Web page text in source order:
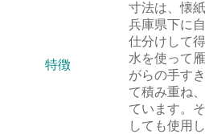
特徴
寸法は、懐紙
兵庫県下に
仕分けして
水を使って
がらの手す
て積み重ね
ています。
しても使用